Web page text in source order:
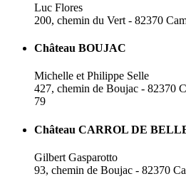
Luc Flores
200, chemin du Vert - 82370
Château BOUJAC
Michelle et Philippe Selle
427, chemin de Boujac - 82370
79
Château CARROL DE
Gilbert Gasparotto
93, chemin de Boujac - 82370